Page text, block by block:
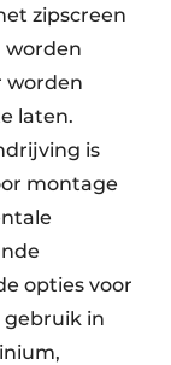
zipscreen
worden
worden
laten.
is
montage
opties voor
in